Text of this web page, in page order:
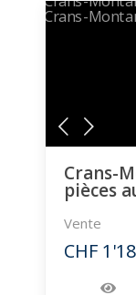
Crans-
pièces
Vente
CHF